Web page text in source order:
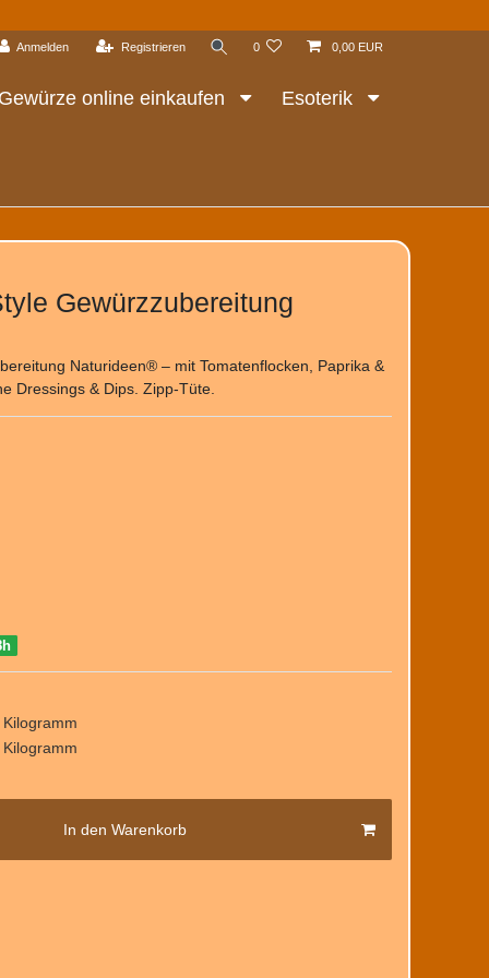
Anmelden Registrieren 0 0,00 EUR
Gewürze online einkaufen Esoterik
Gewürzzubereitung
Naturideen® – mit Tomatenflocken, Paprika &
Dressings & Dips. Zipp-Tüte.
In den Warenkorb